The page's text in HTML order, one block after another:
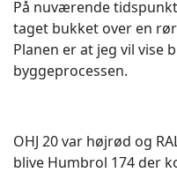
På nuværende
taget bukket over en
Planen er at jeg vil vise
byggeprocessen.
OHJ 20 var højrød og
blive Humbrol 174 der